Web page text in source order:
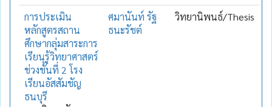
การประเมิน
หลักสูตรสถาน
ศึกษากลุ่มสาระการ
เรียนรู้วิทยาศาสตร์
ช่วงชั้นที่ 2 โรง
เรียนอัสสัมชัญ
ธนบุรี
ศมานันท์ รัฐ
ธนะรัชต์
วิทยานิพนธ์/Thesis